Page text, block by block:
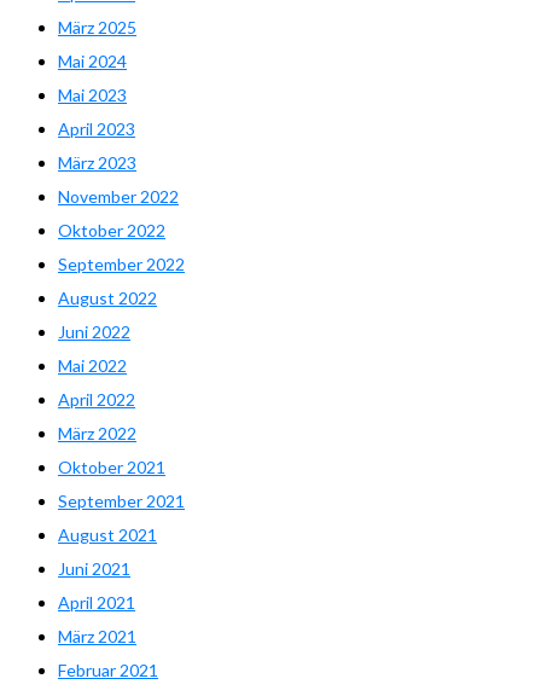
März 2025
Mai 2024
Mai 2023
April 2023
März 2023
November 2022
Oktober 2022
September 2022
August 2022
Juni 2022
Mai 2022
April 2022
März 2022
Oktober 2021
September 2021
August 2021
Juni 2021
April 2021
März 2021
Februar 2021